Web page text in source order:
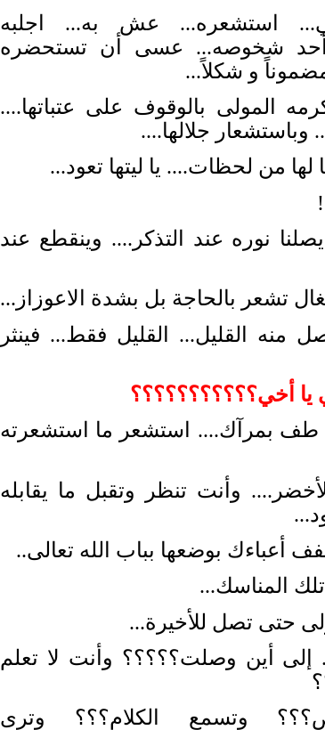
استشعره... عش به... اجلبه
أحد شخوصه... عسى أن تستحضره
و شكلاً...
المولى بالوقوف على عتباتها....
وباستشعار جلالها....
لها من لحظات.... يا ليتها تعود...
نوره عند التذكر.... وينقطع عند
تشعر بالحاجة بل بشدة الاعوزاز...
منه القليل... القليل فقط... فينثر
يا أخي؟؟؟؟؟؟؟؟؟؟؟
طف بمرآك.... استشعر ما استشعرته
وأنت تنظر وتقبل ما يقابله
أعباءك بوضعها بباب الله تعالى..
تلك المناسك...
حتى تصل للأخيرة...
إلى أين وصلت؟؟؟؟؟ وأنت لا تعلم
وتسمع الكلام؟؟؟ وترى